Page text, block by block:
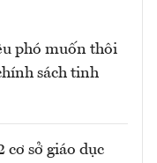
phó muốn thôi
sách tinh
cơ sở giáo dục